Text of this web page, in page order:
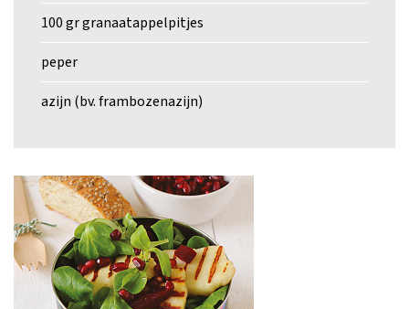
100 gr granaatappelpitjes
peper
azijn (bv. frambozenazijn)